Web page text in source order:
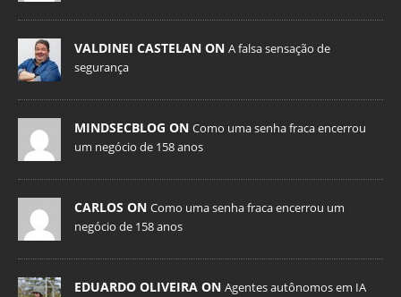
VALDINEI CASTELAN ON A falsa sensação de
segurança
MINDSECBLOG ON Como uma senha fraca encerrou
um negócio de 158 anos
CARLOS ON Como uma senha fraca encerrou um
negócio de 158 anos
EDUARDO OLIVEIRA ON Agentes autônomos em IA